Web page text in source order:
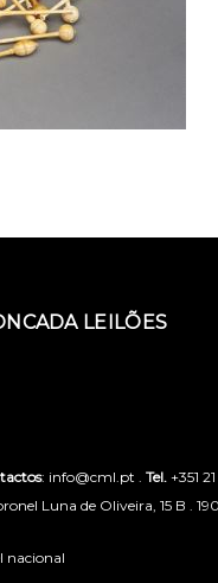
LEILÕES
: info@cml.pt . Tel. +351
Luna de Oliveira, 15 B .
nacional